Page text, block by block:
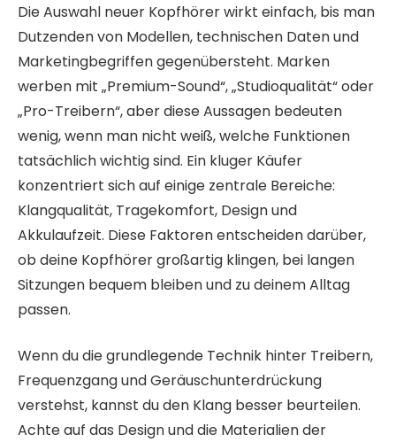
Die Auswahl neuer Kopfhörer wirkt einfach, bis man
Dutzenden von Modellen, technischen Daten und
Marketingbegriffen gegenübersteht. Marken
werben mit „Premium-Sound“, „Studioqualität“ oder
„Pro-Treibern“, aber diese Aussagen bedeuten
wenig, wenn man nicht weiß, welche Funktionen
tatsächlich wichtig sind. Ein kluger Käufer
konzentriert sich auf einige zentrale Bereiche:
Klangqualität, Tragekomfort, Design und
Akkulaufzeit. Diese Faktoren entscheiden darüber,
ob deine Kopfhörer großartig klingen, bei langen
Sitzungen bequem bleiben und zu deinem Alltag
passen.
Wenn du die grundlegende Technik hinter Treibern,
Frequenzgang und Geräuschunterdrückung
verstehst, kannst du den Klang besser beurteilen.
Achte auf das Design und die Materialien der